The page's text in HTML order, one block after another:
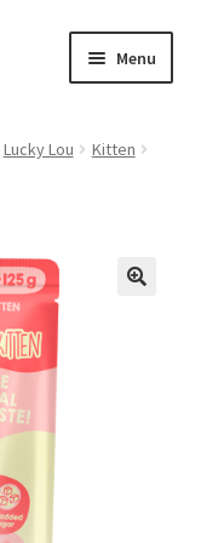
Menu
Lucky Lou
Kitten